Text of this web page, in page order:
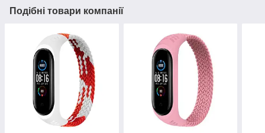
Подібні товари компанії